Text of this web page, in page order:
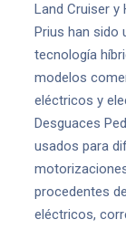
Land Cruiser y
Prius han sido
tecnología
modelos
eléctricos y
Desguaces
usados para
procedentes
eléctricos,